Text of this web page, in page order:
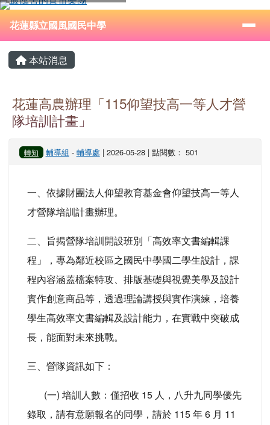
跳至主內容區
花蓮縣立國風國民中學
⏸
導覽列
花蓮縣立國風國民中學
主內容區域
本站消息
花蓮高農辦理「115仰望技高一等人才營
隊培訓計畫」
轉知 輔導組 - 輔導處 | 2026-05-28 | 點閱數： 501
一、依據財團法人仰望教育基金會仰望技高一等人
才營隊培訓計畫辦理。
二、旨揭營隊培訓開設班別「高效率文書編輯課
程」，專為鄰近校區之國民中學國二學生設計，課
程內容涵蓋檔案特攻、排版基礎與視覺美學及設計
實作創意商品等，透過理論講授與實作演練，培養
學生高效率文書編輯及設計能力，在實戰中突破成
長，能面對未來挑戰。
三、營隊資訊如下：
(一) 培訓人數：僅招收 15 人，八升九同學優先
錄取，請有意願報名的同學，請於 115 年 6 月 11
頁尾區域